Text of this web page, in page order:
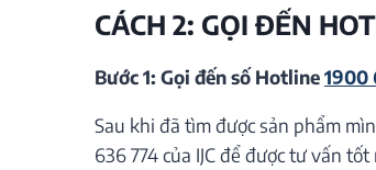
CÁCH 2: GỌI ĐẾN
Bước 1: Gọi đến số Hotline1900
Sau khi đã tìm được sản phẩm
636 774 của IJC để được tư vấn